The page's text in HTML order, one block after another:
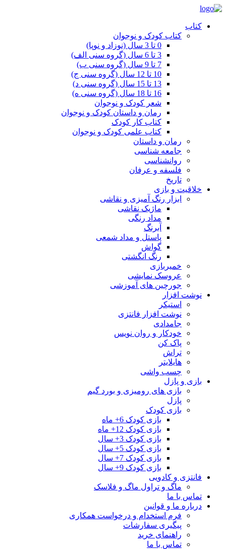
کتاب
کتاب کودک و نوجوان
0 تا 3 سال (نوزاد و نوپا)
3 تا 6 سال (گروه سنی الف)
7 تا 9 سال (گروه سنی ب)
10 تا 12 سال (گروه سنی ج)
13 تا 15 سال (گروه سنی د)
16 تا 18 سال (گروه سنی ه)
شعر کودک و نوجوان
رمان و داستان کودک و نوجوان
کتاب کار کودک
کتاب علمی کودک و نوجوان
رمان و داستان
جامعه شناسی
روانشناسی
فلسفه و عرفان
تاریخ
خلاقیت و بازی
ابزار رنگ آمیزی و نقاشی
ماژیک نقاشی
مداد رنگی
آبرنگ
پاستل و مداد شمعی
گواش
رنگ انگشتی
خمیربازی
عروسک نمایشی
جورچین های آموزشی
نوشت افزار
استیکر
نوشت افزار فانتزی
جامدادی
خودکار و روان نویس
پاک کن
تراش
هایلایتر
چسب واشی
بازی و پازل
بازی های رومیزی و بورد گیم
پازل
بازی کودک
بازی کودک 6+ ماه
بازی کودک 12+ ماه
بازی کودک 3+ سال
بازی کودک 5+ سال
بازی کودک 7+ سال
بازی کودک 9+ سال
فانتزی و کادویی
ماگ و تراول ماگ و فلاسک
تماس با ما
درباره ما و قوانین
فرم استخدام و درخواست همکاری
پیگیری سفارشات
راهنمای خرید
تماس با ما